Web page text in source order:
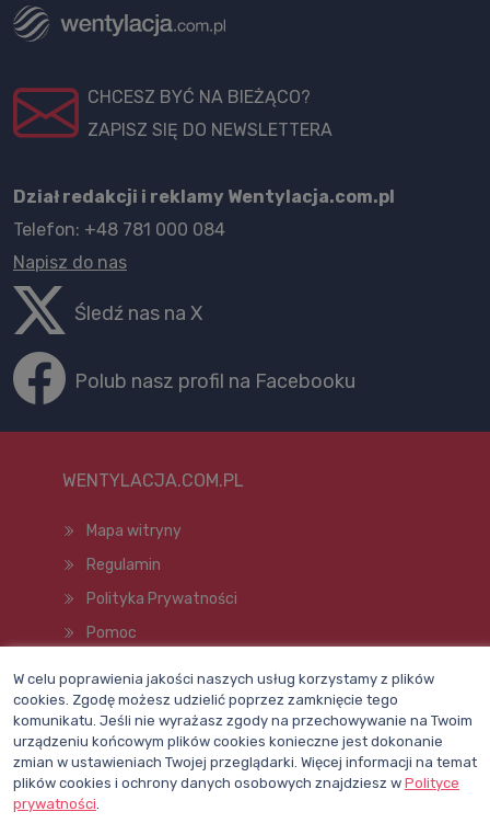
CHCESZ BYĆ NA BIEŻĄCO?
ZAPISZ SIĘ DO NEWSLETTERA
Dział redakcji i reklamy Wentylacja.com.pl
Telefon: +48 781 000 084
Napisz do nas
Śledź nas na X
Polub nasz profil na Facebooku
WENTYLACJA.COM.PL
Mapa witryny
Regulamin
Polityka Prywatności
Pomoc
Wszelkie prawa zastrzeżone © 1998–2026
W celu poprawienia jakości naszych usług korzystamy z plików
cookies. Zgodę możesz udzielić poprzez zamknięcie tego
komunikatu. Jeśli nie wyrażasz zgody na przechowywanie na Twoim
urządzeniu końcowym plików cookies konieczne jest dokonanie
zmian w ustawieniach Twojej przeglądarki. Więcej informacji na temat
plików cookies i ochrony danych osobowych znajdziesz w Polityce
prywatności.